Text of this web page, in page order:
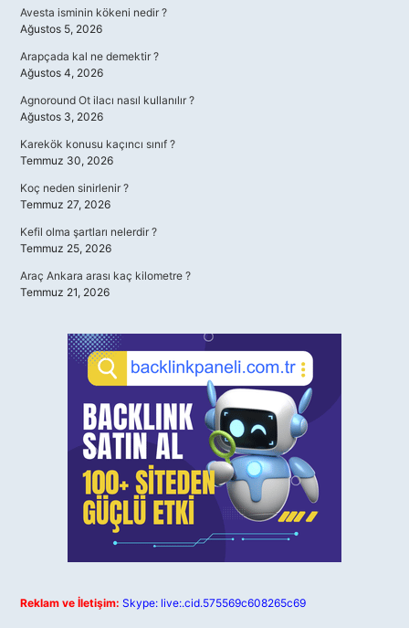
Avesta isminin kökeni nedir ?
Ağustos 5, 2026
Arapçada kal ne demektir ?
Ağustos 4, 2026
Agnoround Ot ilacı nasıl kullanılır ?
Ağustos 3, 2026
Karekök konusu kaçıncı sınıf ?
Temmuz 30, 2026
Koç neden sinirlenir ?
Temmuz 27, 2026
Kefil olma şartları nelerdir ?
Temmuz 25, 2026
Araç Ankara arası kaç kilometre ?
Temmuz 21, 2026
Reklam ve İletişim: Skype: live:.cid.575569c608265c69